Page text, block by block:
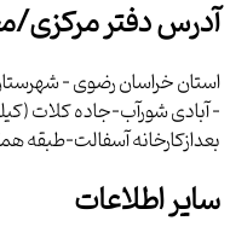
آدرس دفتر مرکزی/
استان خراسان رضوي -
بعدازكارخانه آسفالت-طبقه
سایر اطلاعات